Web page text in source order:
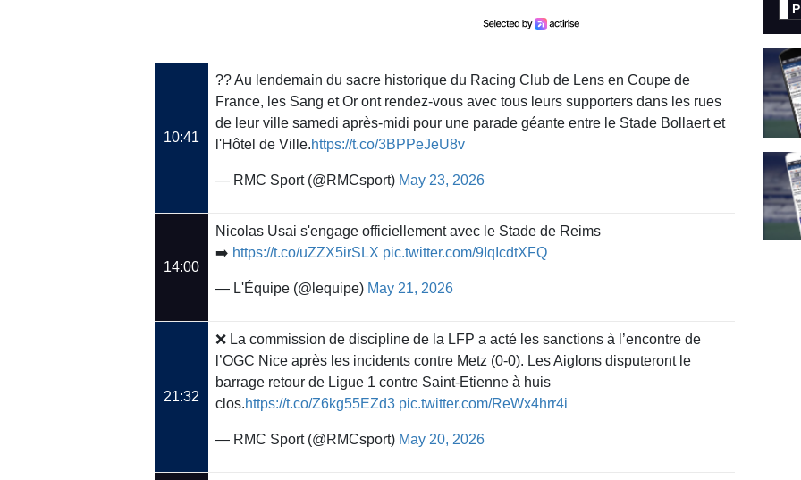
10:41
?? Au lendemain du sacre historique du Racing Club de Lens en Coupe de
France, les Sang et Or ont rendez-vous avec tous leurs supporters dans les rues
de leur ville samedi après-midi pour une parade géante entre le Stade Bollaert et
l'Hôtel de Ville.https://t.co/3BPPeJeU8v
— RMC Sport (@RMCsport) May 23, 2026
14:00
Nicolas Usai s'engage officiellement avec le Stade de Reims
➡️ https://t.co/uZZX5irSLX pic.twitter.com/9IqIcdtXFQ
— L'Équipe (@lequipe) May 21, 2026
21:32
❌ La commission de discipline de la LFP a acté les sanctions à l’encontre de
l’OGC Nice après les incidents contre Metz (0-0). Les Aiglons disputeront le
barrage retour de Ligue 1 contre Saint-Etienne à huis
clos.https://t.co/Z6kg55EZd3 pic.twitter.com/ReWx4hrr4i
— RMC Sport (@RMCsport) May 20, 2026